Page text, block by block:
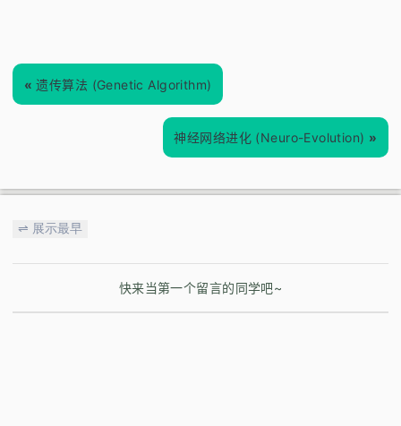
« 遗传算法 (Genetic Algorithm)
神经网络进化 (Neuro-Evolution) »
⇌ 展示最早
快来当第一个留言的同学吧~